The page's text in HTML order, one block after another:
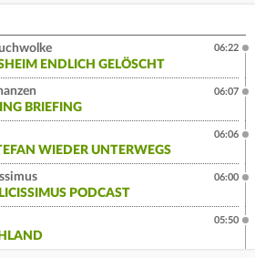
ENDLICH GELÖSCHT
06:22
BRIEFING
06:07
WIEDER UNTERWEGS
06:06
PODCAST
06:00
05:50